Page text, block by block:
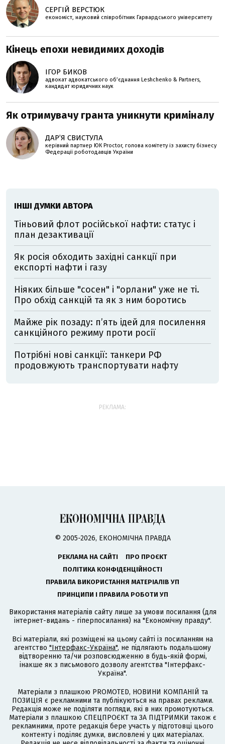
СЕРГІЙ ВЕРСТЮК
економіст, науковий співробітник Гарвардського університету
Кінець епохи невидимих доходів
ІГОР БИКОВ
адвокат адвокатського об’єднання Leshchenko & Partners,
кандидат юридичних наук
Як отримувачу гранта уникнути криміналу
ДАРʼЯ СВИСТУЛА
керівний партнер ЮК Proctor, голова комітету із захисту бізнесу
Федерації роботодавців України
ІНШІ ДУМКИ АВТОРА
Тіньовий флот російської нафти: статус і
план дезактивації
Як росія обходить західні санкції при
експорті нафти і газу
Ніяких більше "сосен" і "орлани" уже не ті.
Про обхід санкцій та як з ним боротись
Майже рік позаду: пʼять ідей для посилення
санкційного режиму проти росії
Потрібні нові санкції: танкери РФ
продовжують транспортувати нафту
РЕКЛАМА:
© 2005-2026, ЕКОНОМІЧНА ПРАВДА
РЕКЛАМА НА САЙТІ
ПРО ПРОЄКТ
ПОЛІТИКА КОНФІДЕНЦІЙНОСТІ
ПРАВИЛА ВИКОРИСТАННЯ МАТЕРІАЛІВ УП
ПРИНЦИПИ І ПРАВИЛА РОБОТИ УП
Використання матеріалів сайту лише за умови посилання (для
інтернет-видань - гіперпосилання) на "Економічну правду".
Всі матеріали, які розміщені на цьому сайті із посиланням на
агентство "Інтерфакс-Україна", не підлягають подальшому
відтворенню та/чи розповсюдженню в будь-якій формі,
інакше як з письмового дозволу агентства "Інтерфакс-
Україна".
Матеріали з плашкою PROMOTED, НОВИНИ КОМПАНІЙ та
ПОЗИЦІЯ є рекламними та публікуються на правах реклами.
Редакція може не поділяти погляди, які в них промотуються.
Матеріали з плашкою СПЕЦПРОЄКТ та ЗА ПІДТРИМКИ також є
рекламними, проте редакція бере участь у підготовці цього
контенту і поділяє думки, висловлені у цих матеріалах.